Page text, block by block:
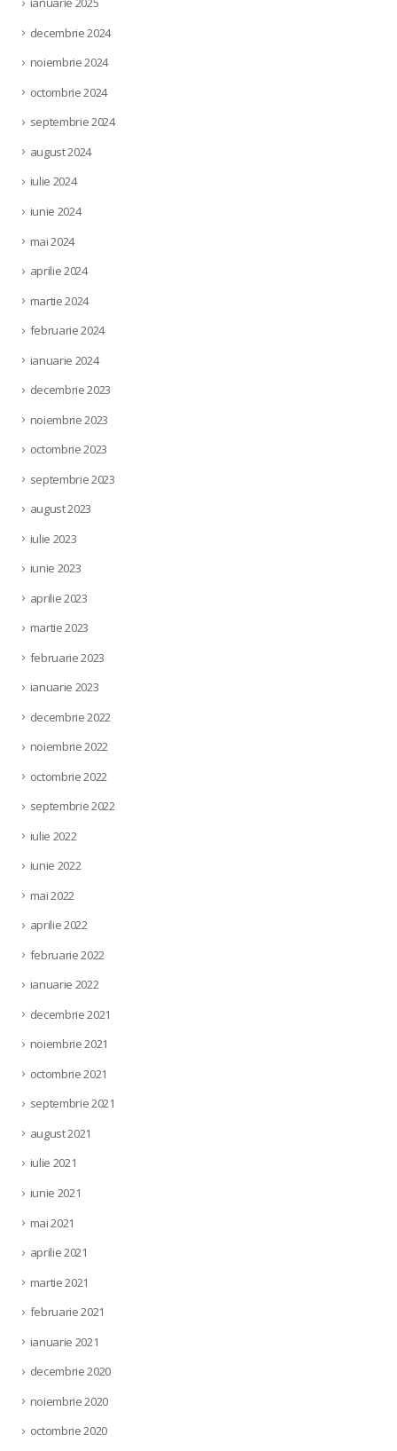
decembrie 2024
noiembrie 2024
octombrie 2024
septembrie 2024
august 2024
iulie 2024
iunie 2024
mai 2024
aprilie 2024
martie 2024
februarie 2024
ianuarie 2024
decembrie 2023
noiembrie 2023
octombrie 2023
septembrie 2023
august 2023
iulie 2023
iunie 2023
aprilie 2023
martie 2023
februarie 2023
ianuarie 2023
decembrie 2022
noiembrie 2022
octombrie 2022
septembrie 2022
iulie 2022
iunie 2022
mai 2022
aprilie 2022
februarie 2022
ianuarie 2022
decembrie 2021
noiembrie 2021
octombrie 2021
septembrie 2021
august 2021
iulie 2021
iunie 2021
mai 2021
aprilie 2021
martie 2021
februarie 2021
ianuarie 2021
decembrie 2020
noiembrie 2020
octombrie 2020